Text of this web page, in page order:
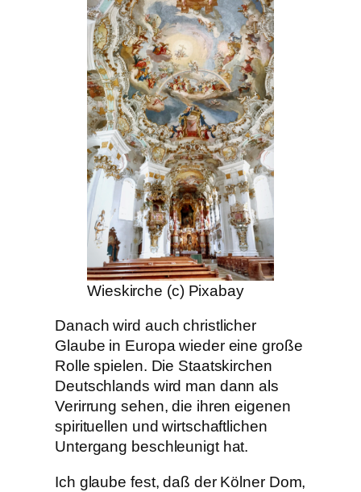
Wieskirche (c) Pixabay
Danach wird auch christlicher
Glaube in Europa wieder eine große
Rolle spielen. Die Staatskirchen
Deutschlands wird man dann als
Verirrung sehen, die ihren eigenen
spirituellen und wirtschaftlichen
Untergang beschleunigt hat.
Ich glaube fest, daß der Kölner Dom,